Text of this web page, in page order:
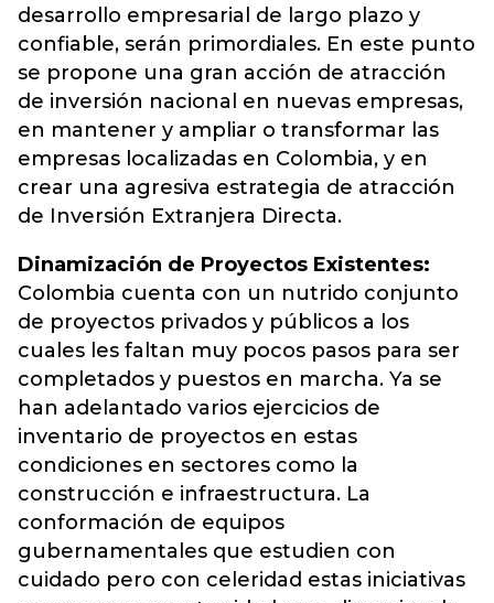
desarrollo empresarial de largo plazo y
confiable, serán primordiales. En este punto
se propone una gran acción de atracción
de inversión nacional en nuevas empresas,
en mantener y ampliar o transformar las
empresas localizadas en Colombia, y en
crear una agresiva estrategia de atracción
de Inversión Extranjera Directa.
Dinamización de Proyectos Existentes:
Colombia cuenta con un nutrido conjunto
de proyectos privados y públicos a los
cuales les faltan muy pocos pasos para ser
completados y puestos en marcha. Ya se
han adelantado varios ejercicios de
inventario de proyectos en estas
condiciones en sectores como la
construcción e infraestructura. La
conformación de equipos
gubernamentales que estudien con
cuidado pero con celeridad estas iniciativas